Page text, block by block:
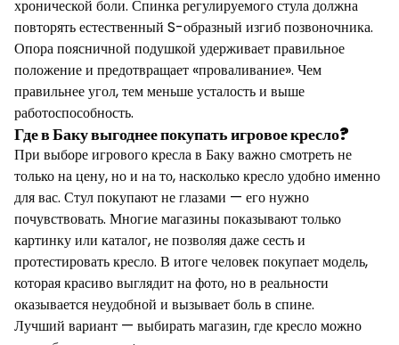
хронической боли. Спинка регулируемого стула должна
повторять естественный S-образный изгиб позвоночника.
Опора поясничной подушкой удерживает правильное
положение и предотвращает «проваливание». Чем
правильнее угол, тем меньше усталость и выше
работоспособность.
Где в Баку выгоднее покупать игровое кресло?
При выборе игрового кресла в Баку важно смотреть не
только на цену, но и на то, насколько кресло удобно именно
для вас. Стул покупают не глазами — его нужно
почувствовать. Многие магазины показывают только
картинку или каталог, не позволяя даже сесть и
протестировать кресло. В итоге человек покупает модель,
которая красиво выглядит на фото, но в реальности
оказывается неудобной и вызывает боль в спине.
Лучший вариант — выбирать магазин, где кресло можно